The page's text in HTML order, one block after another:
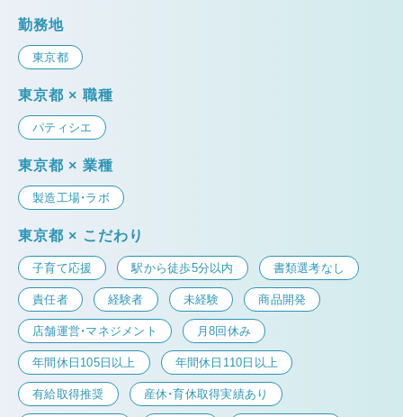
勤務地
東京都
東京都 × 職種
パティシエ
東京都 × 業種
製造工場・ラボ
東京都 × こだわり
子育て応援 駅から徒歩5分以内 書類選考なし
責任者 経験者 未経験 商品開発
店舗運営・マネジメント 月8回休み
年間休日105日以上 年間休日110日以上
有給取得推奨 産休・育休取得実績あり